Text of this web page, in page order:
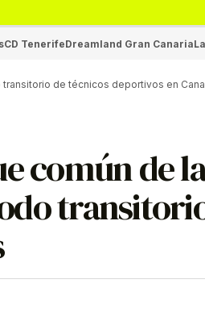
CD TenerifeDreamland Gran Canaria
de técnicos deportivos en
común de